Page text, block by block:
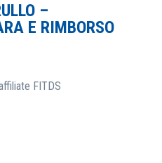
–
E RIMBORSO
FITDS